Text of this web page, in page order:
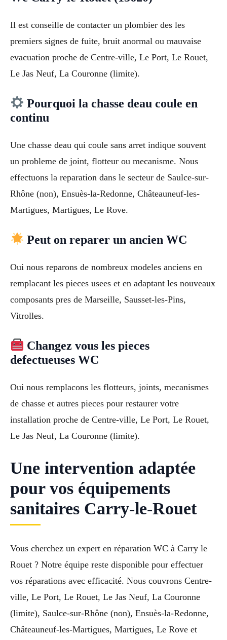
Il est conseille de contacter un plombier des les
premiers signes de fuite, bruit anormal ou mauvaise
evacuation proche de Centre-ville, Le Port, Le Rouet,
Le Jas Neuf, La Couronne (limite).
Pourquoi la chasse deau coule en
continu
Une chasse deau qui coule sans arret indique souvent
un probleme de joint, flotteur ou mecanisme. Nous
effectuons la reparation dans le secteur de Saulce-sur-
Rhône (non), Ensuès-la-Redonne, Châteauneuf-les-
Martigues, Martigues, Le Rove.
Peut on reparer un ancien WC
Oui nous reparons de nombreux modeles anciens en
remplacant les pieces usees et en adaptant les nouveaux
composants pres de Marseille, Sausset-les-Pins,
Vitrolles.
Changez vous les pieces
defectueuses WC
Oui nous remplacons les flotteurs, joints, mecanismes
de chasse et autres pieces pour restaurer votre
installation proche de Centre-ville, Le Port, Le Rouet,
Le Jas Neuf, La Couronne (limite).
Une intervention adaptée
pour vos équipements
sanitaires Carry-le-Rouet
Vous cherchez un expert en réparation WC à Carry le
Rouet ? Notre équipe reste disponible pour effectuer
vos réparations avec efficacité. Nous couvrons Centre-
ville, Le Port, Le Rouet, Le Jas Neuf, La Couronne
(limite), Saulce-sur-Rhône (non), Ensuès-la-Redonne,
Châteauneuf-les-Martigues, Martigues, Le Rove et